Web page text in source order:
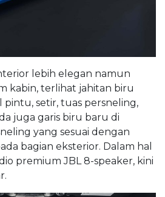
lebih elegan namun
kabin, terlihat jahitan biru
pintu, setir, tuas persneling,
juga garis biru baru di
yang sesuai dengan
bagian eksterior. Dalam hal
premium JBL 8-speaker, kini